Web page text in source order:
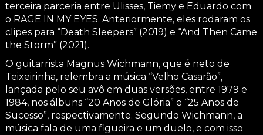
terceira parceria entre Ulisses, Tiemy e Eduardo com
o RAGE IN MY EYES. Anteriormente, eles rodaram os
clipes para “Death Sleepers” (2019) e “And Then Came
the Storm” (2021).
O guitarrista Magnus Wichmann, que é neto de
Teixeirinha, relembra a música “Velho Casarão”,
lançada pelo seu avô em duas versões, entre 1979 e
1984, nos álbuns “20 Anos de Glória” e “25 Anos de
Sucesso”, respectivamente. Segundo Wichmann, a
música fala de uma figueira e um duelo, e com isso